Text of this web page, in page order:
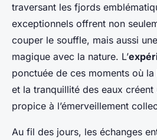
traversant les fjords
exceptionnels offrent non
couper le souffle, mais aussi
magique avec la nature. L’
ponctuée de ces moments où
et la tranquillité des eaux créent
propice à l’émerveillement
Au fil des jours, les échanges